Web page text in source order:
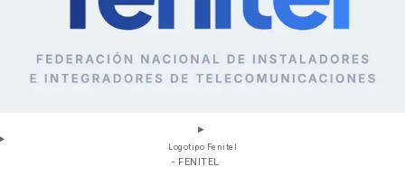
Logotipo Fenitel
- FENITEL